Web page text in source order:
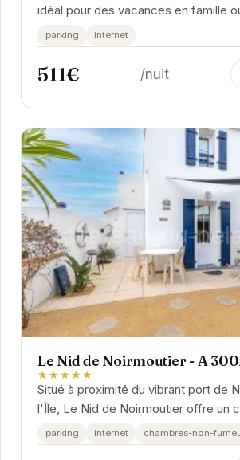
idéal pour des vacances en famille
Avec son grand jardin, vous pourrez
parking internet
511€ /nuit
Le Nid de Noirmoutier - A
★★★★★
Situé à proximité du vibrant port de
l'Île, Le Nid de Noirmoutier offre un
pour explorer les richesses de l'île.
parking internet chambres-non-